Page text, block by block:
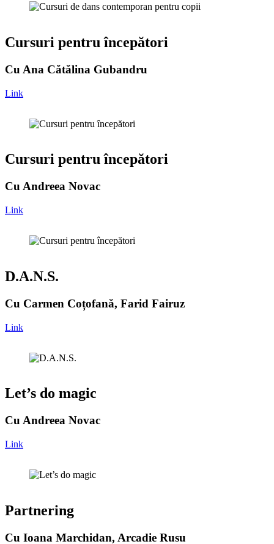
Cursuri pentru începători
Cu Ana Cătălina Gubandru
Link
Cursuri pentru începători
Cu Andreea Novac
Link
D.A.N.S.
Cu Carmen Coțofană, Farid Fairuz
Link
Let’s do magic
Cu Andreea Novac
Link
Partnering
Cu Ioana Marchidan, Arcadie Rusu